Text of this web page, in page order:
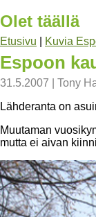
Olet täällä
Etusivu Kuvia
Espoon
31.5.2007
Tony
Lähderanta on
Muutaman
mutta ei aivan